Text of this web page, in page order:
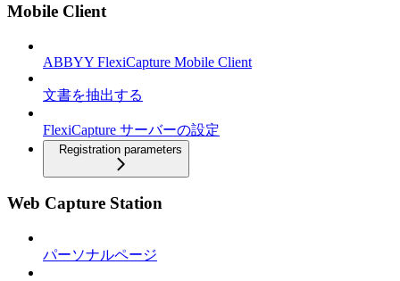
Mobile Client
ABBYY FlexiCapture Mobile Client
文書を抽出する
FlexiCapture サーバーの設定
Registration parameters
Web Capture Station
パーソナルページ